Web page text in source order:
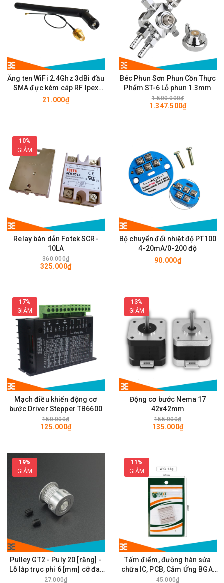
Ăng ten WiFi 2.4Ghz 3dBi đầu
SMA đực kèm cáp RF Ipex
10cm
21.000₫
Béc Phun Sơn Phun Cồn Thực
Phẩm ST-6 Lỗ phun 1.3mm
1.500.000₫
1.347.500₫
10%
GIẢM
Relay bán dẫn Fotek SCR-
10LA
360.000₫
325.000₫
Bộ chuyển đổi nhiệt độ PT100
4-20mA/0-200 độ
90.000₫
17%
GIẢM
Mạch điều khiển động cơ
bước Driver Stepper TB6600
150.000₫
125.000₫
13%
GIẢM
Động cơ bước Nema 17
42x42mm
155.000₫
135.000₫
19%
GIẢM
Pulley GT2 - Puly 20 [răng] -
Lỗ lắp trục phi 6 [mm] cỡ đai
rộng 6mm
27.000₫
11%
GIẢM
Tấm điểm, đường hàn sửa
chữa IC, PCB, Cảm Ứng BGA,
Vân Tay Điện Thoại, Pad - Best
45.000₫